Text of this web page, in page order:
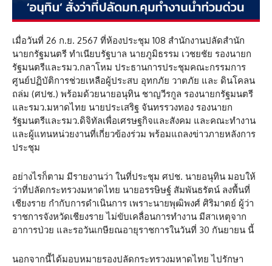
เมื่อวันที่ 26 ก.ย. 2567 ที่ห้องประชุม 108 สำนักงานปลัดสำนัก
นายกรัฐมนตรี ทำเนียบรัฐบาล นายภูมิธรรม เวชยชัย รองนายก
รัฐมนตรีและรมว.กลาโหม ประธานการประชุมคณะกรรมการ
ศูนย์ปฏิบัติการช่วยเหลือผู้ประสบ อุทกภัย วาตภัย และ ดินโคลน
ถล่ม (ศปช.) พร้อมด้วยนายอนุทิน ชาญวีรกูล รองนายกรัฐมนตรี
และรมว.มหาดไทย นายประเสริฐ จันทรรวงทอง รองนายก
รัฐมนตรีและรมว.ดิจิทัลเพื่อเศรษฐกิจและสังคม และคณะทำงาน
และผู้แทนหน่วยงานที่เกี่ยวข้องร่วม พร้อมแถลงข่าวภายหลังการ
ประชุม
อย่างไรก็ตาม มีรายงานว่า ในที่ประชุม ศปช. นายอนุทิน มอบให้
ว่าที่ปลัดกระทรวงมหาดไทย นายอรรษิษฐ์ สัมพันธรัตน์ ลงพื้นที่
เชียงราย กำกับการดำเนินการ เพราะนายพุฒิพงศ์ ศิริมาตย์ ผู้ว่า
ราชการจังหวัดเชียงราย ไม่ขับเคลื่อนการทำงาน มีสาเหตุจาก
อาการป่วย และรอวันเกษียณอายุราชการในวันที่ 30 กันยายน นี้
นอกจากนี้ได้มอบหมายรองปลัดกระทรวงมหาดไทย ไปรักษา